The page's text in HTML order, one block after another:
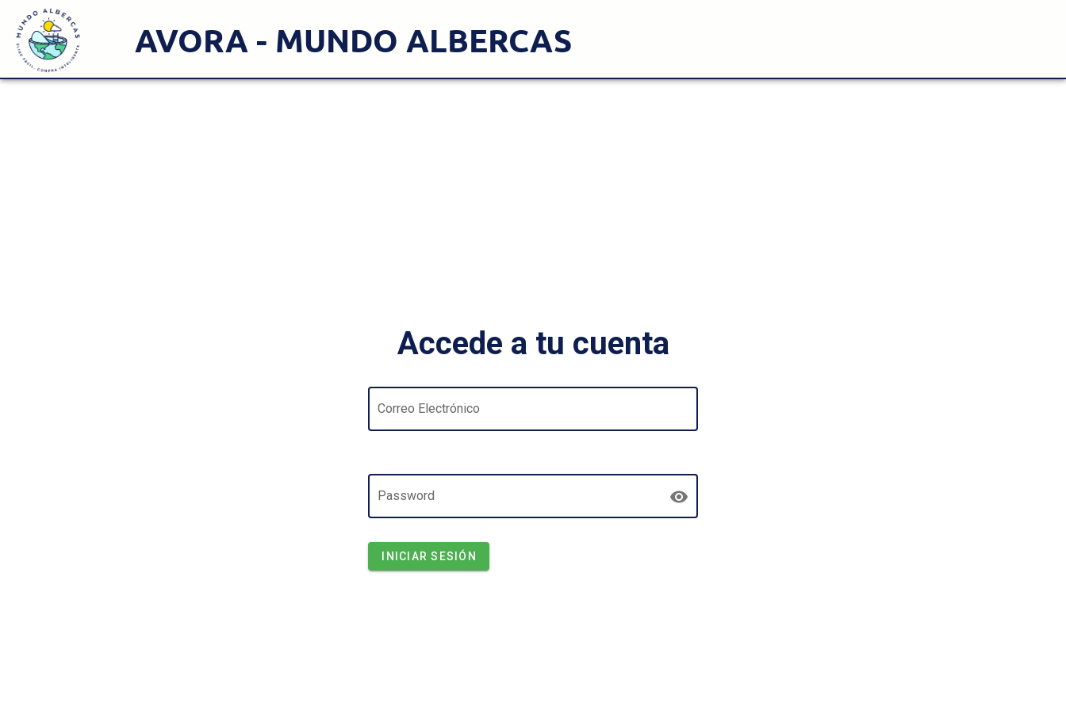
AVORA - MUNDO ALBERCAS
Accede a tu cuenta
Correo Electrónico
Password
INICIAR SESIÓN